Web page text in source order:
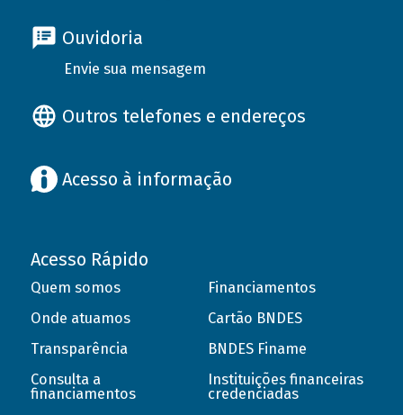
Ouvidoria
Envie sua mensagem
Outros telefones e endereços
Acesso à informação
Acesso Rápido
Quem somos
Onde atuamos
Transparência
Consulta a
financiamentos
Financiamentos
Cartão BNDES
BNDES Finame
Instituições financeiras
credenciadas